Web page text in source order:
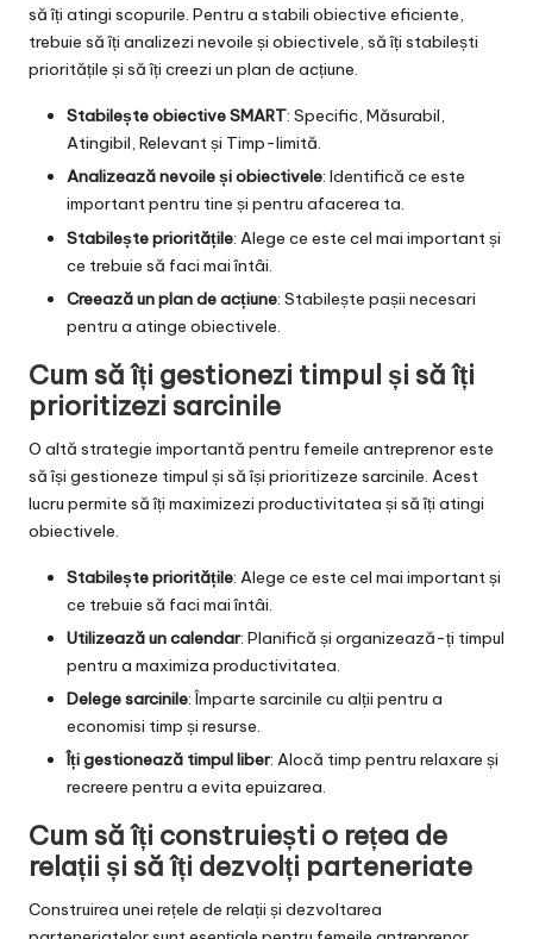
să îți atingi scopurile. Pentru a stabili obiective eficiente,
trebuie să îți analizezi nevoile și obiectivele, să îți stabilești
prioritățile și să îți creezi un plan de acțiune.
Stabilește obiective SMART: Specific, Măsurabil,
Atingibil, Relevant și Timp-limită.
Analizează nevoile și obiectivele: Identifică ce este
important pentru tine și pentru afacerea ta.
Stabilește prioritățile: Alege ce este cel mai important și
ce trebuie să faci mai întâi.
Creează un plan de acțiune: Stabilește pașii necesari
pentru a atinge obiectivele.
Cum să îți gestionezi timpul și să îți
prioritizezi sarcinile
O altă strategie importantă pentru femeile antreprenor este
să își gestioneze timpul și să își prioritizeze sarcinile. Acest
lucru permite să îți maximizezi productivitatea și să îți atingi
obiectivele.
Stabilește prioritățile: Alege ce este cel mai important și
ce trebuie să faci mai întâi.
Utilizează un calendar: Planifică și organizează-ți timpul
pentru a maximiza productivitatea.
Delege sarcinile: Împarte sarcinile cu alții pentru a
economisi timp și resurse.
Îți gestionează timpul liber: Alocă timp pentru relaxare și
recreere pentru a evita epuizarea.
Cum să îți construiești o rețea de
relații și să îți dezvolți parteneriate
Construirea unei rețele de relații și dezvoltarea